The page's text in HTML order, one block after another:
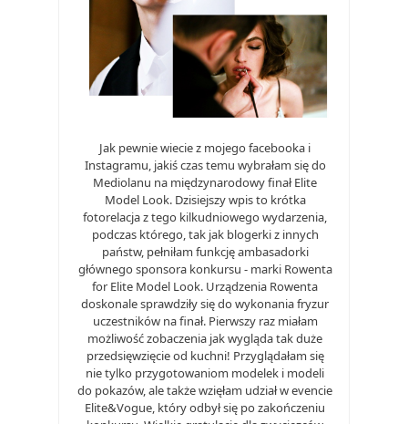
Jak pewnie wiecie z mojego facebooka i
Instagramu, jakiś czas temu wybrałam się do
Mediolanu na międzynarodowy finał Elite
Model Look. Dzisiejszy wpis to krótka
fotorelacja z tego kilkudniowego wydarzenia,
podczas którego, tak jak blogerki z innych
państw, pełniłam funkcję ambasadorki
głównego sponsora konkursu - marki Rowenta
for Elite Model Look. Urządzenia Rowenta
doskonale sprawdziły się do wykonania fryzur
uczestników na finał. Pierwszy raz miałam
możliwość zobaczenia jak wygląda tak duże
przedsięwzięcie od kuchni! Przyglądałam się
nie tylko przygotowaniom modelek i modeli
do pokazów, ale także wzięłam udział w evencie
Elite&Vogue, który odbył się po zakończeniu